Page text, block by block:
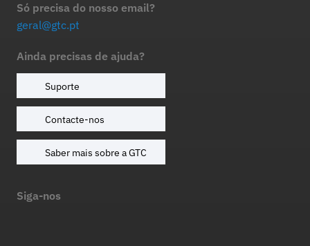
Só precisa do nosso email?
geral@gtc.pt
Ainda precisas de ajuda?
Suporte
Contacte-nos
Saber mais sobre a GTC
Siga-nos